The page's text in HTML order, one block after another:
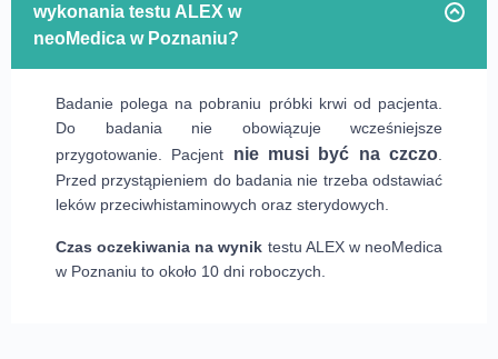
wykonania testu ALEX w
neoMedica w Poznaniu?
Badanie polega na pobraniu próbki krwi od pacjenta.
Do badania nie obowiązuje wcześniejsze
przygotowanie. Pacjent nie musi być na czczo
Przed przystąpieniem do badania nie trzeba odstawiać
leków przeciwhistaminowych oraz sterydowych.
Czas oczekiwania na wynik testu ALEX w neoMedica
w Poznaniu to około 10 dni roboczych.